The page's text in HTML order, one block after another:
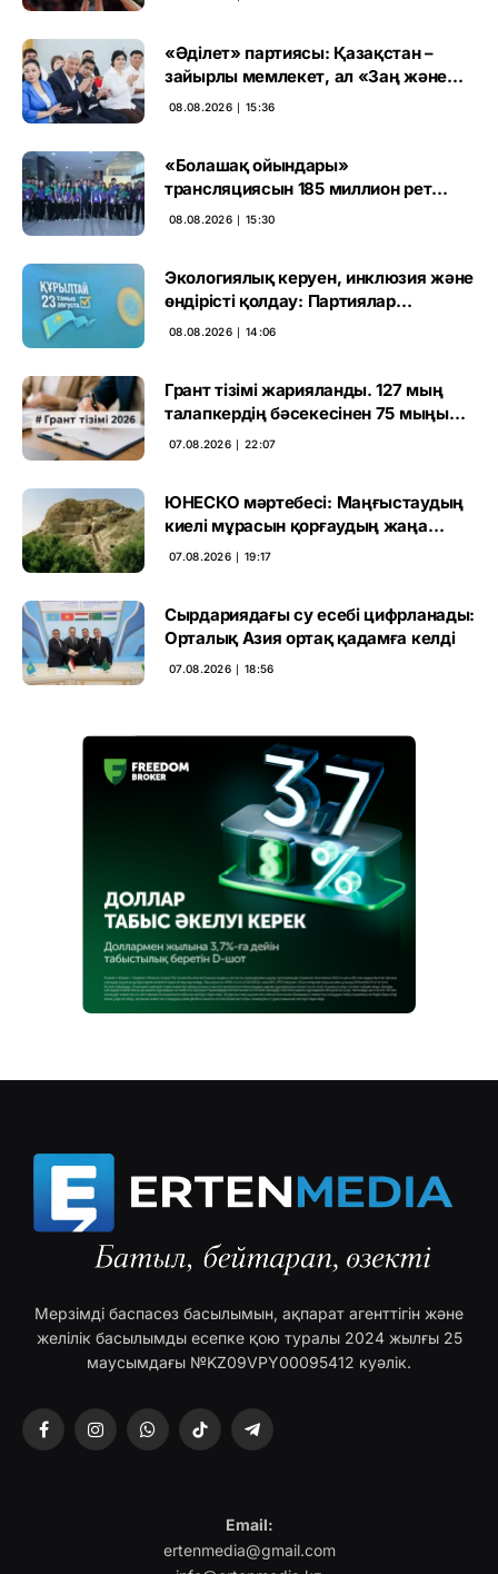
«Әділет» партиясы: Қазақстан –
зайырлы мемлекет, ал «Заң және
тәртіп» қағидаты баршаға міндетті
08.08.2026 ∣ 15:36
«Болашақ ойындары»
трансляциясын 185 миллион рет
көрген
08.08.2026 ∣ 15:30
Экологиялық керуен, инклюзия және
өндірісті қолдау: Партиялар
өңірлерде қандай мәселе көтерді
08.08.2026 ∣ 14:06
Грант тізімі жарияланды. 127 мың
талапкердің бәсекесінен 75 мыңы
өтті
07.08.2026 ∣ 22:07
ЮНЕСКО мәртебесі: Маңғыстаудың
киелі мұрасын қорғаудың жаңа
кезеңі басталды
07.08.2026 ∣ 19:17
Сырдариядағы су есебі цифрланады:
Орталық Азия ортақ қадамға келді
07.08.2026 ∣ 18:56
Мерзімді баспасөз басылымын, ақпарат агенттігін және
желілік басылымды есепке қою туралы 2024 жылғы 25
маусымдағы №KZ09VPY00095412 куәлік.
FacebookInstagramWhatsAppTikTok Telegram
Email:
ertenmedia@gmail.com